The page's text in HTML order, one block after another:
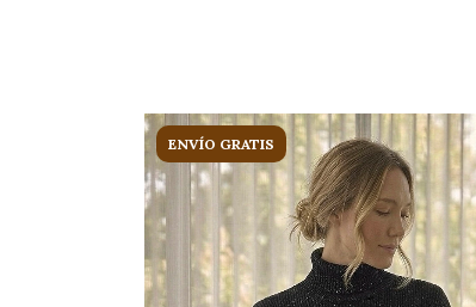
ENVÍO GRATIS